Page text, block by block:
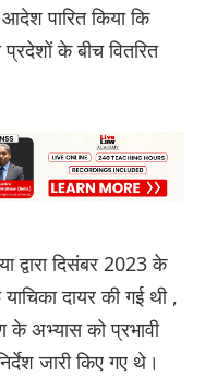
पारित किया कि
प्रदेशों के बीच वितरित
दिसंबर 2023 के
दायर की गई थी ,
के अभ्यास को प्रभावी
जारी किए गए थे।